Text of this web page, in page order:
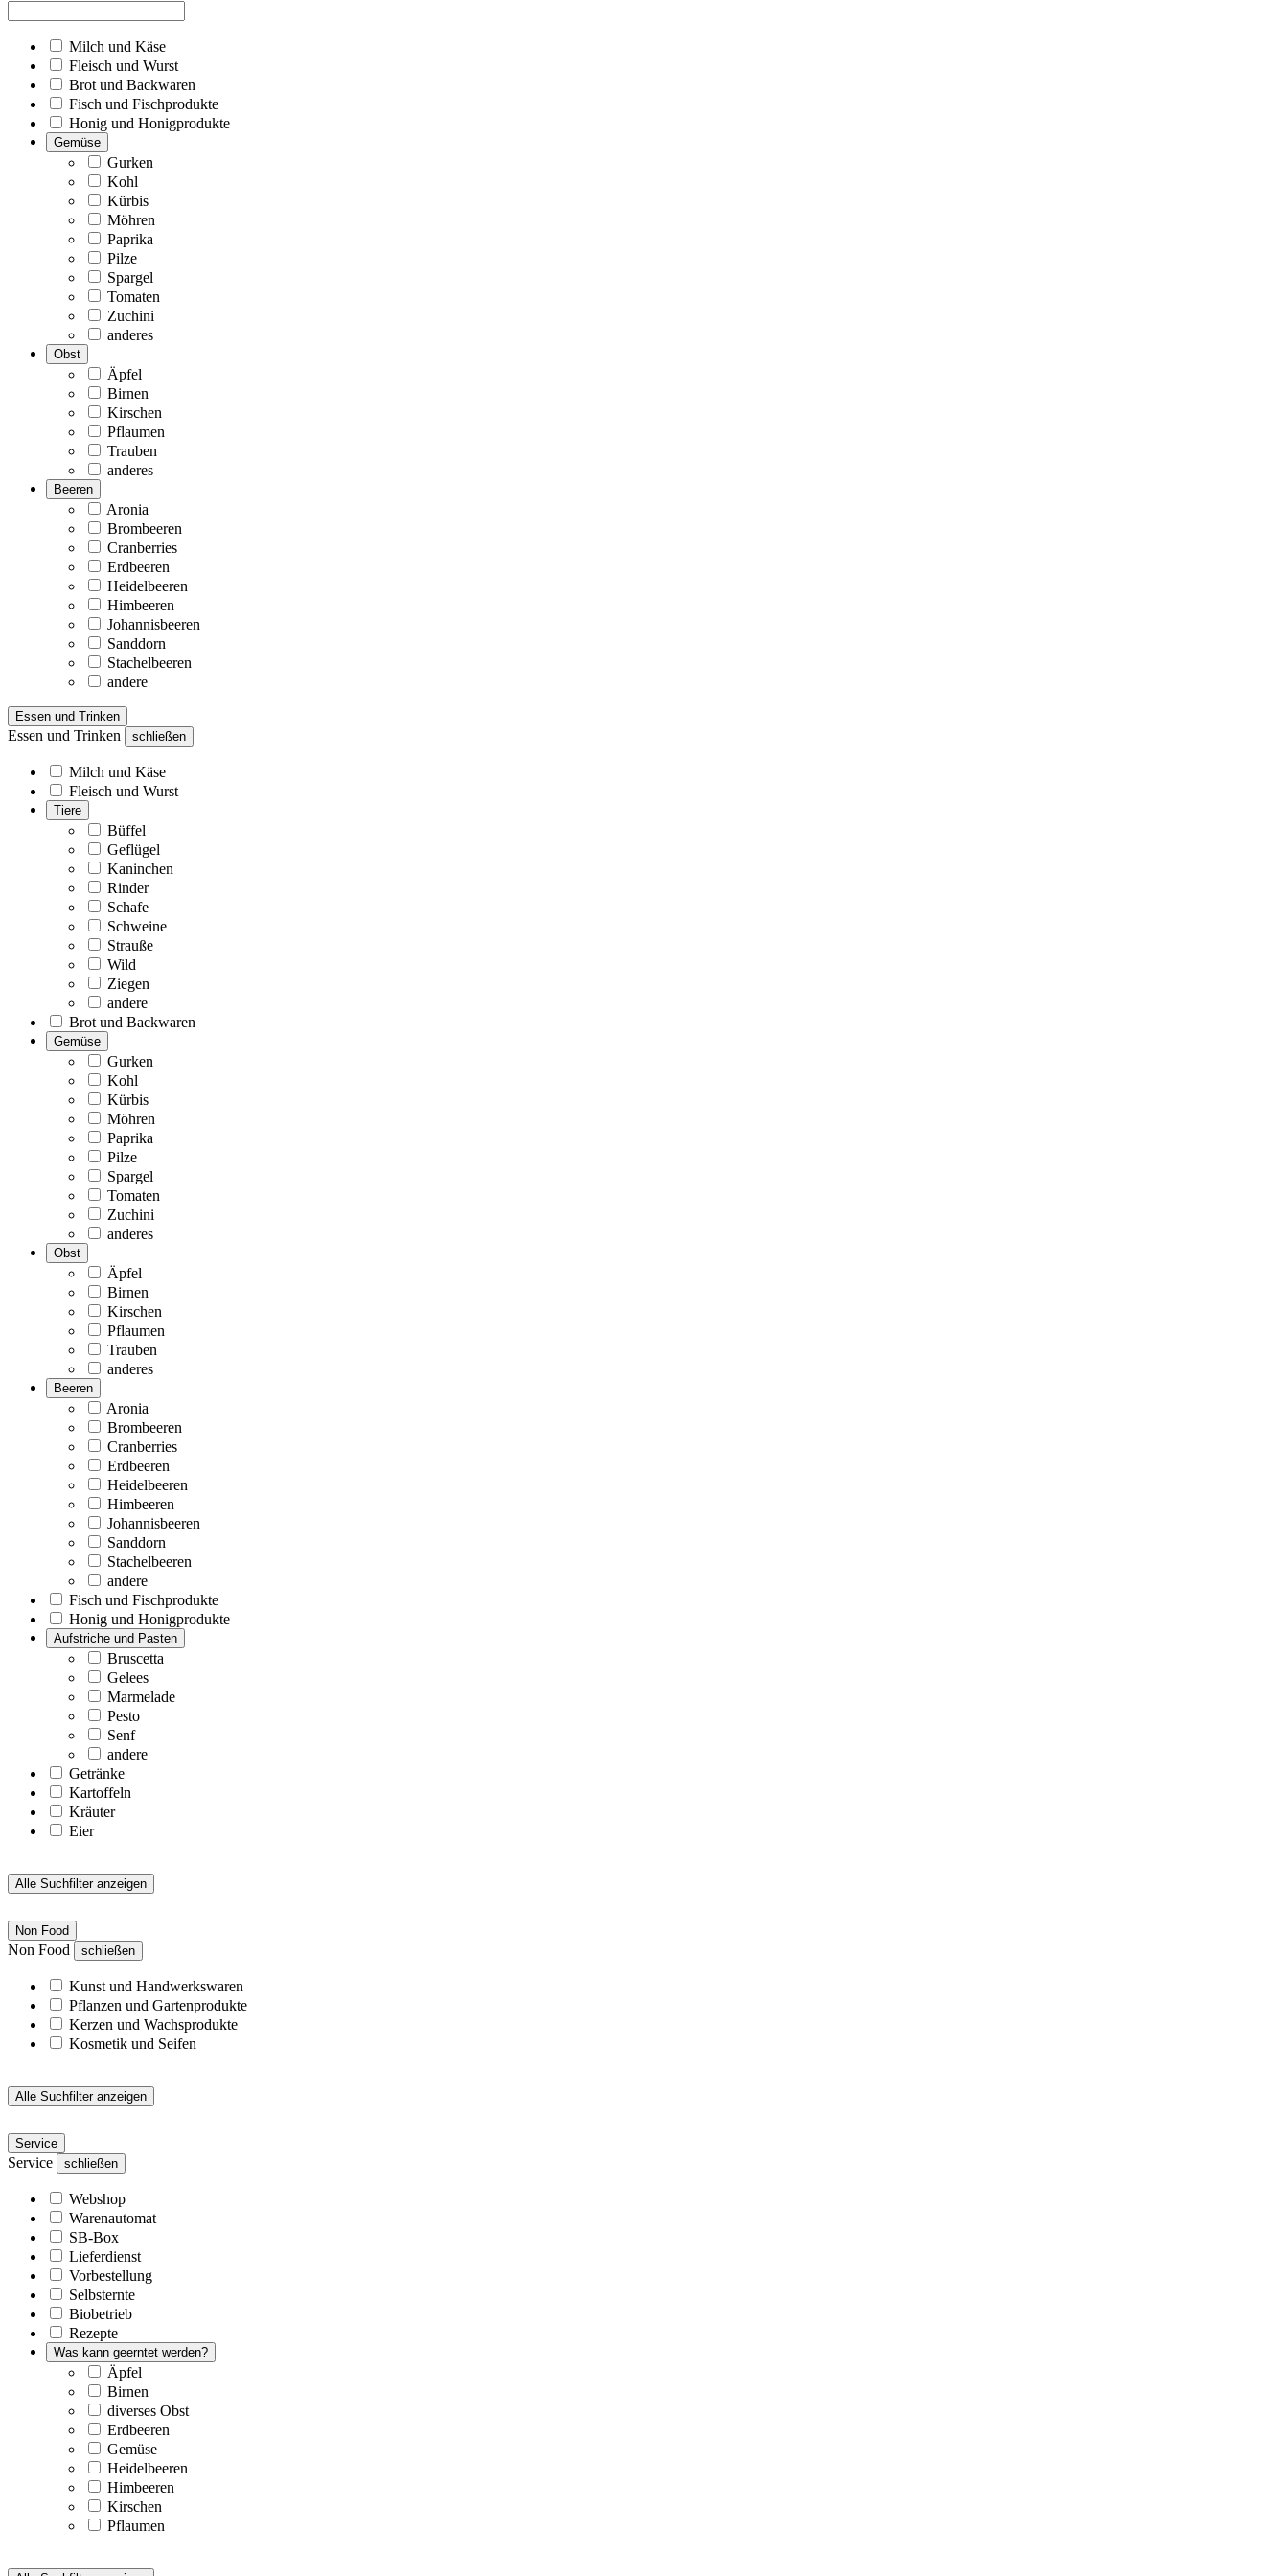
Milch und Käse
Fleisch und Wurst
Brot und Backwaren
Fisch und Fischprodukte
Honig und Honigprodukte
Gemüse
Gurken
Kohl
Kürbis
Möhren
Paprika
Pilze
Spargel
Tomaten
Zuchini
anderes
Obst
Äpfel
Birnen
Kirschen
Pflaumen
Trauben
anderes
Beeren
Aronia
Brombeeren
Cranberries
Erdbeeren
Heidelbeeren
Himbeeren
Johannisbeeren
Sanddorn
Stachelbeeren
andere
Essen und Trinken
Essen und Trinken schließen
Milch und Käse
Fleisch und Wurst
Tiere
Büffel
Geflügel
Kaninchen
Rinder
Schafe
Schweine
Strauße
Wild
Ziegen
andere
Brot und Backwaren
Gemüse
Gurken
Kohl
Kürbis
Möhren
Paprika
Pilze
Spargel
Tomaten
Zuchini
anderes
Obst
Äpfel
Birnen
Kirschen
Pflaumen
Trauben
anderes
Beeren
Aronia
Brombeeren
Cranberries
Erdbeeren
Heidelbeeren
Himbeeren
Johannisbeeren
Sanddorn
Stachelbeeren
andere
Fisch und Fischprodukte
Honig und Honigprodukte
Aufstriche und Pasten
Bruscetta
Gelees
Marmelade
Pesto
Senf
andere
Getränke
Kartoffeln
Kräuter
Eier
Alle Suchfilter anzeigen
Non Food
Non Food schließen
Kunst und Handwerkswaren
Pflanzen und Gartenprodukte
Kerzen und Wachsprodukte
Kosmetik und Seifen
Alle Suchfilter anzeigen
Service
Service schließen
Webshop
Warenautomat
SB-Box
Lieferdienst
Vorbestellung
Selbsternte
Biobetrieb
Rezepte
Was kann geerntet werden?
Äpfel
Birnen
diverses Obst
Erdbeeren
Gemüse
Heidelbeeren
Himbeeren
Kirschen
Pflaumen